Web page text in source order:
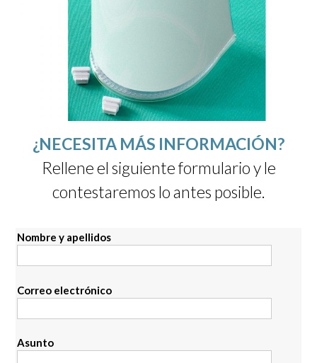
¿NECESITA MÁS INFORMACIÓN?
Rellene el siguiente formulario y le
contestaremos lo antes posible.
Nombre y apellidos
Correo electrónico
Asunto